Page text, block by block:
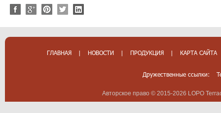
ГЛАВНАЯ | НОВОСТИ | ПРОДУКЦИЯ | КАРТА САЙТА
Дружественные ссылки:
Авторское право © 2015-2026 LOPO